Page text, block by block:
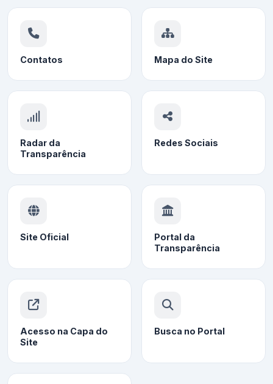
Contatos Mapa do Site
Radar da
Transparência
Redes Sociais
Site Oficial
Portal da
Transparência
Acesso na Capa do
Site
Busca no Portal